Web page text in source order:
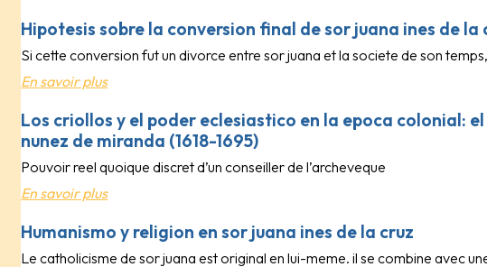
Hipotesis sobre la conversion final de sor juana ines de la
Si cette conversion fut un divorce entre sor juana et la societe de son
En savoir plus
Los criollos y el poder eclesiastico en la epoca colonial:
nunez de miranda (1618-1695)
Pouvoir reel quoique discret d’un conseiller de l’archeveque
En savoir plus
Humanismo y religion en sor juana ines de la cruz
Le catholicisme de sor juana est original en lui-meme. il se combine avec